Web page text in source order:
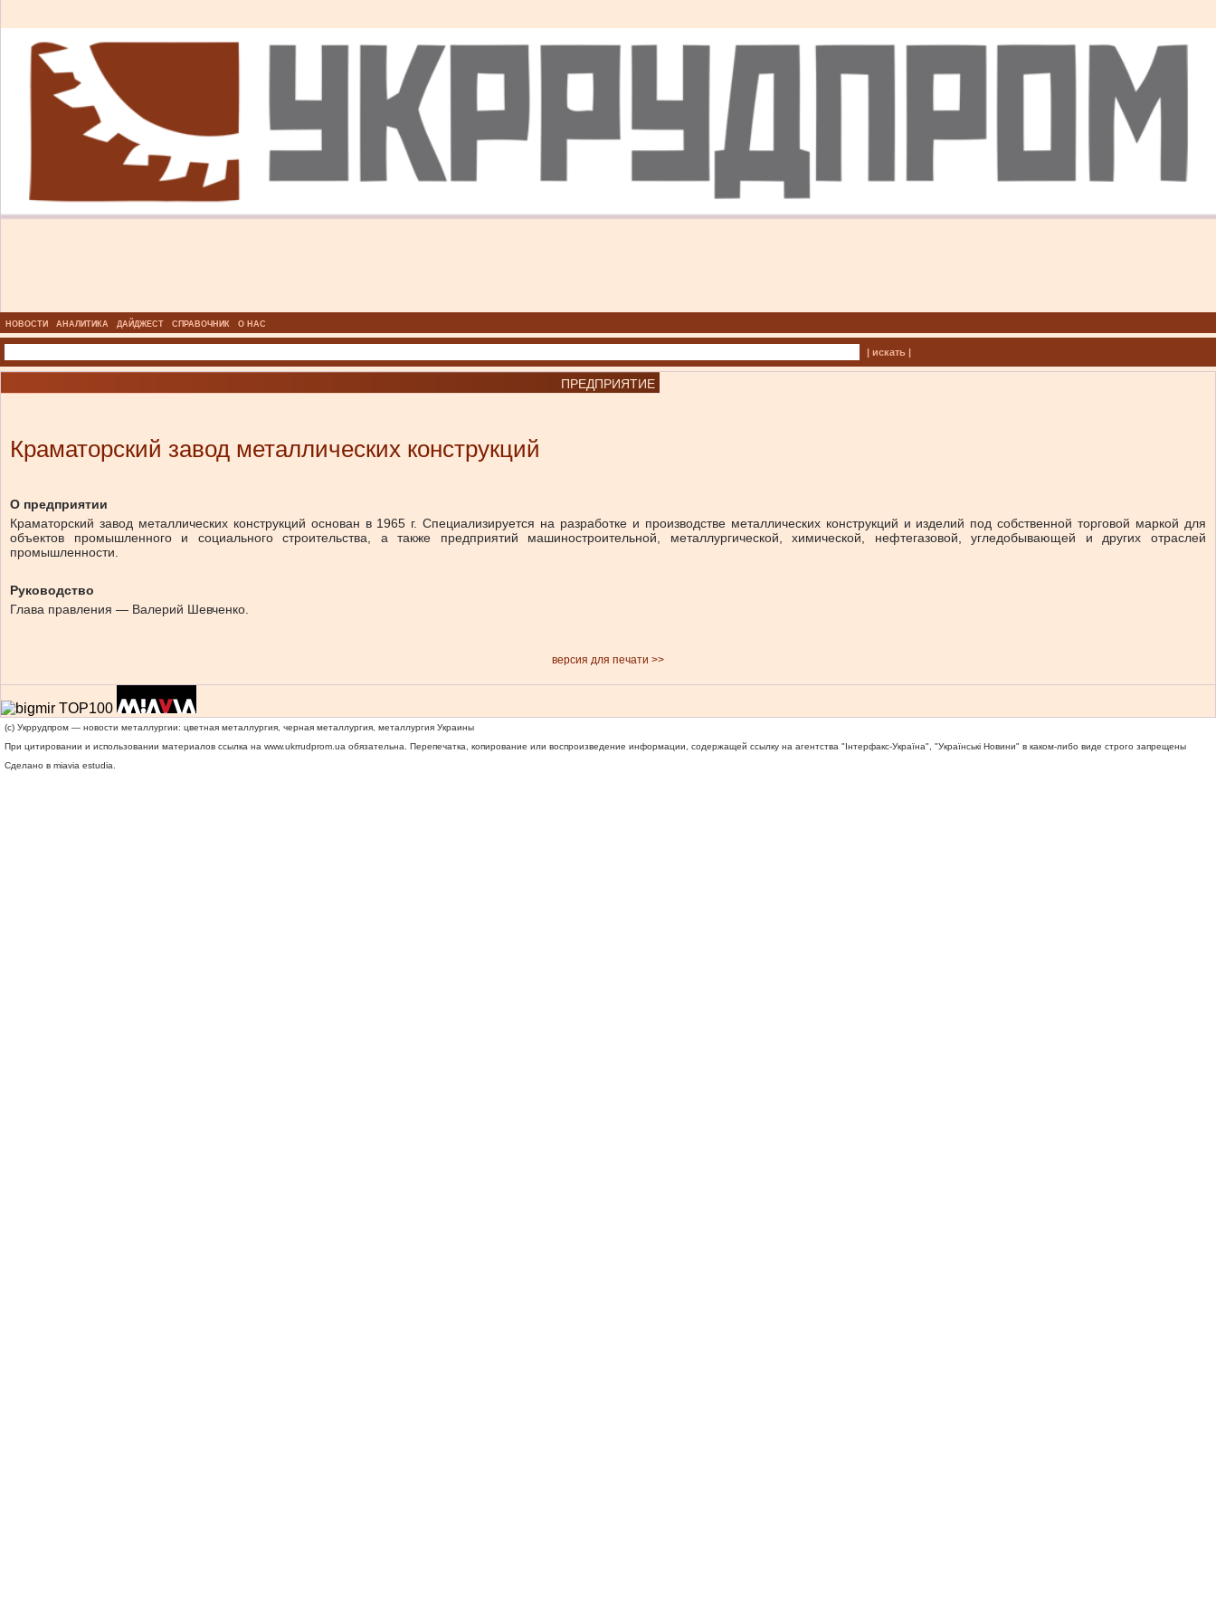
НОВОСТИ АНАЛИТИКА ДАЙДЖЕСТ СПРАВОЧНИК О НАС
| искать |
ПРЕДПРИЯТИЕ
Краматорский завод металлических конструкций
О предприятии
Краматорский завод металлических конструкций основан в 1965 г. Специализируется на разработке и производстве металлических конструкций и изделий под собственной торговой маркой для
объектов промышленного и социального строительства, а также предприятий машиностроительной, металлургической, химической, нефтегазовой, угледобывающей и других отраслей
промышленности.
Руководство
Глава правления — Валерий Шевченко.
версия для печати >>
(c) Укррудпром — новости металлургии: цветная металлургия, черная металлургия, металлургия Украины
При цитировании и использовании материалов ссылка на www.ukrrudprom.ua обязательна. Перепечатка, копирование или воспроизведение информации, содержащей ссылку на агентства "Iнтерфакс-Україна", "Українськi Новини" в каком-либо виде строго запрещены
Сделано в miavia estudia.